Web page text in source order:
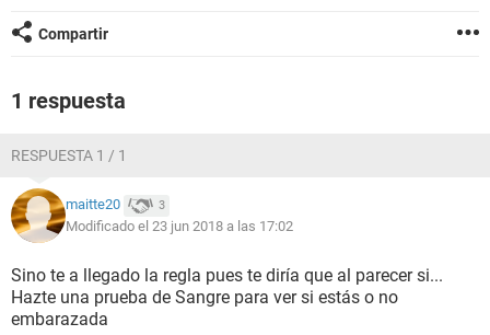
GLOSARIO
Compartir
1 respuesta
RESPUESTA 1 / 1
maitte20 3
Modificado el 23 jun 2018 a las 17:02
Sino te a llegado la regla pues te diría que al parecer si...
Hazte una prueba de Sangre para ver si estás o no
embarazada